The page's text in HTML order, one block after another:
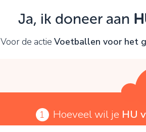
Ja, ik doneer aan
Voor de actieVoetballen voor het
1 Hoeveel wil je HU
Je kunt nog niet verder